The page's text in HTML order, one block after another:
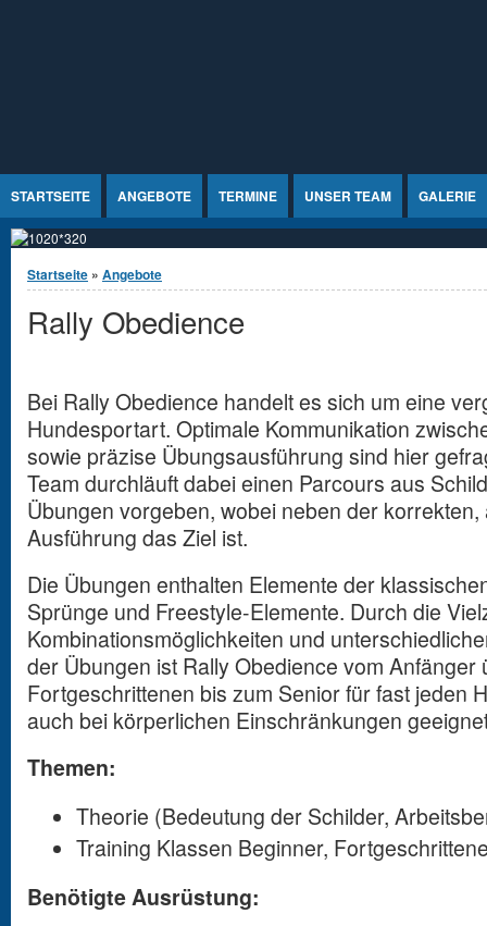
STARTSEITE ANGEBOTE TERMINE UNSER TEAM GALERIE
Sie sind hier
Startseite » Angebote
Rally Obedience
Bei Rally Obedience handelt es sich um eine
Hundesportart. Optimale Kommunikation
sowie präzise Übungsausführung sind hier
Team durchläuft dabei einen Parcours aus
Übungen vorgeben, wobei neben der
Ausführung das Ziel ist.
Die Übungen enthalten Elemente der
Sprünge und Freestyle-Elemente. Durch die
Kombinationsmöglichkeiten und
der Übungen ist Rally Obedience vom Anfänger
Fortgeschrittenen bis zum Senior für fast jeden
auch bei körperlichen Einschränkungen
Themen:
Theorie (Bedeutung der Schilder,
Training Klassen Beginner,
Benötigte Ausrüstung: